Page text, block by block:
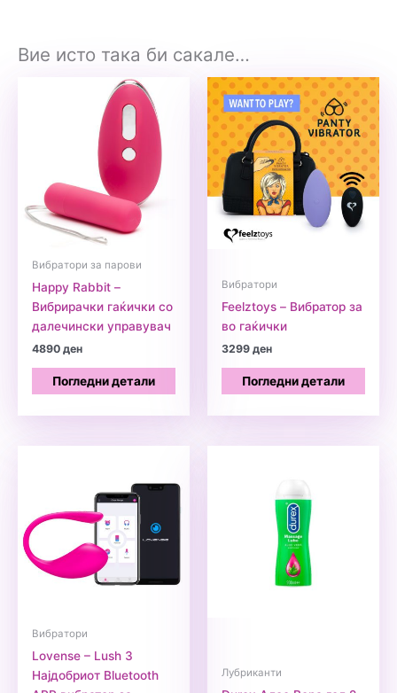
Вие исто така би сакале…
Вибратори за парови
Happy Rabbit –
Вибрирачки гаќички со
далечински управувач
4890ден
Погледни детали
Вибратори
Feelztoys – Вибратор за
во гаќички
3299ден
Погледни детали
Вибратори
Lovense – Lush 3
Најдобриот Bluetooth
Лубриканти